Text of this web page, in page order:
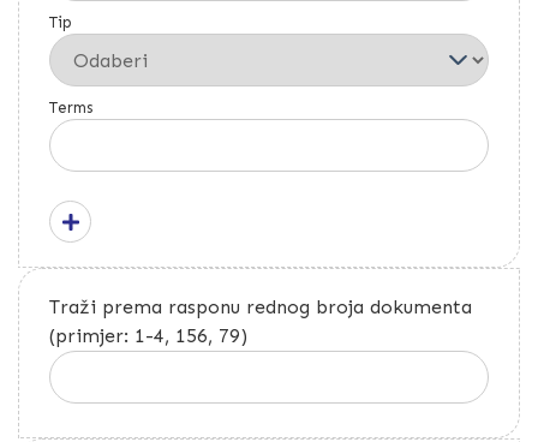
Tip
Terms
Traži prema rasponu rednog broja dokumenta
(primjer: 1-4, 156, 79)